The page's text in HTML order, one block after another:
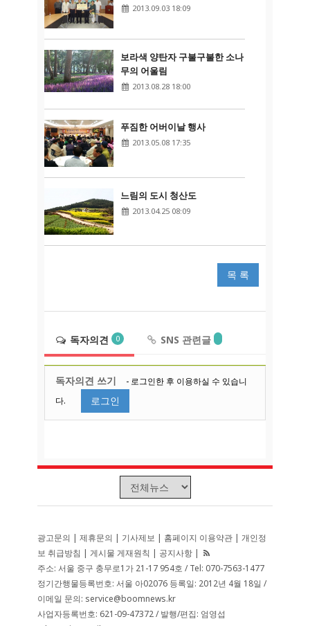
2013.09.03 18:09
보라색 양탄자 구불구불한 소나
무의 어울림
2013.08.28 18:00
푸짐한 어버이날 행사
2013.05.08 17:35
느림의 도시 청산도
2013.04.25 08:09
목 록
독자의견 0 SNS 관련글
독자의견 쓰기
- 로그인한 후 이용하실 수 있습니
다.
로그인
광고문의 | 제휴문의 | 기사제보 | 홈페이지 이용약관 | 개인정
보 취급방침 | 게시물 게재원칙 | 공지사항 |
주소: 서울 중구 충무로1가 21-17 954호 / Tel: 070-7563-1477
정기간행물등록번호: 서울 아02076 등록일: 2012년 4월 18일 /
이메일 문의: service@boomnews.kr
사업자등록번호: 621-09-47372 / 발행/편집: 엄영섭